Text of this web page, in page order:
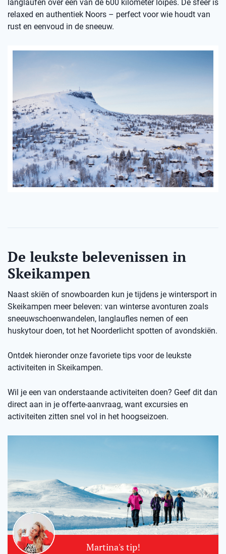
langlaufen over een van de 600 kilometer loipes. De sfeer is
relaxed en authentiek Noors – perfect voor wie houdt van
rust en eenvoud in de sneeuw.
De leukste belevenissen in
Skeikampen
Naast skiën of snowboarden kun je tijdens je wintersport in
Skeikampen meer beleven: van winterse avonturen zoals
sneeuwschoenwandelen, langlaufles nemen of een
huskytour doen, tot het Noorderlicht spotten of avondskiën.
Ontdek hieronder onze favoriete tips voor de leukste
activiteiten in Skeikampen.
Wil je een van onderstaande activiteiten doen? Geef dit dan
direct aan in je offerte-aanvraag, want excursies en
activiteiten zitten snel vol in het hoogseizoen.
Martina's tip!